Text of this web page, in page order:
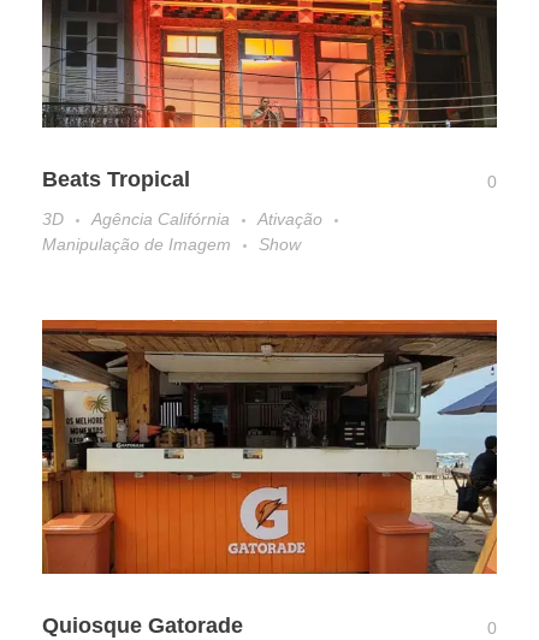
Beats Tropical
0
3D
Agência Califórnia
Ativação
Manipulação de Imagem
Show
Quiosque Gatorade
0